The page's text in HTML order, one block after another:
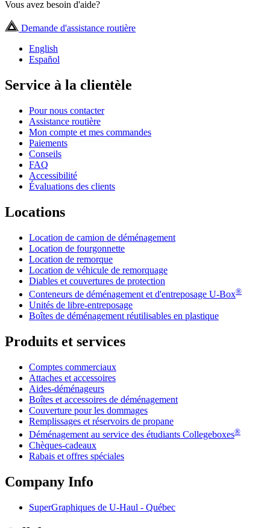
Vous avez besoin d'aide?
Demande d'assistance routière
English
Español
Service à la clientèle
Pour nous contacter
Assistance routière
Mon compte et mes commandes
Paiements
Conseils
FAQ
Accessibilité
Évaluations des clients
Locations
Location de camion de déménagement
Location de fourgonnette
Location de remorque
Location de véhicule de remorquage
Diables et couvertures de protection
Conteneurs de déménagement et d'entreposage U-Box®
Unités de libre-entreposage
Boîtes de déménagement réutilisables en plastique
Produits et services
Comptes commerciaux
Attaches et accessoires
Aides-déménageurs
Boîtes et accessoires de déménagement
Couverture pour les dommages
Remplissages et réservoirs de propane
Déménagement au service des étudiants Collegeboxes®
Chèques-cadeaux
Rabais et offres spéciales
Company Info
SuperGraphiques de U-Haul - Québec